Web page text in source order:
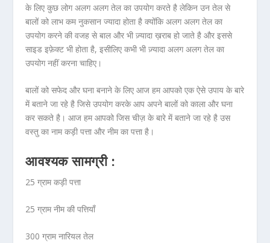
के लिए कुछ लोग अलग अलग तेल का उपयोग करते है लेकिन उन तेल से
बालों को लाभ कम नुकसान ज्यादा होता है क्योंकि अलग अलग तेल का
उपयोग करने की वजह से बाल और भी ज़्यादा ख़राब हो जाते है और इससे
साइड इफ़ेक्ट भी होता है, इसीलिए कभी भी ज़्यादा अलग अलग तेल का
उपयोग नहीं करना चाहिए।
बालों को सफेद और घना बनाने के लिए आज हम आपको एक ऐसे उपाय के बारे
में बताने जा रहे है जिसे उपयोग करके आप अपने बालों को काला और घना
कर सकते है। आज हम आपको जिस चीज़ के बारे में बताने जा रहे है उस
वस्तु का नाम कड़ी पत्ता और नीम का पत्ता है।
आवश्यक सामग्री :
25 ग्राम कड़ी पत्ता
25 ग्राम नीम की पत्तियाँ
300 ग्राम नारियल तेल